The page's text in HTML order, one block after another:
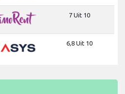
7 Uit 10
6,8 Uit 10